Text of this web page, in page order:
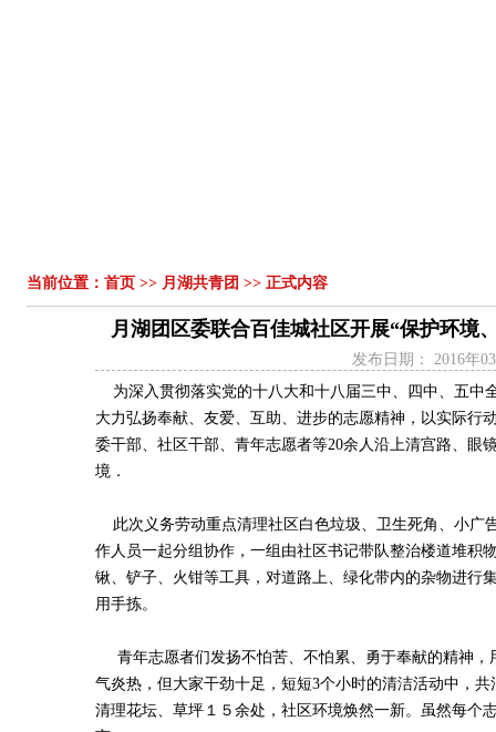
当前位置： 首页 >> 月湖共青团 >> 正式内容
月湖团区委联合百佳城社区开展“保护环境
发布日期：
2016年
为深入贯彻落实党的十八大和十八届三中、四中、五中
大力弘扬奉献、友爱、互助、进步的志愿精神，以实际行
委干部、社区干部、青年志愿者等20余人沿上清宫路、眼
境．
此次义务劳动重点清理社区白色垃圾、卫生死角、小广
作人员一起分组协作，一组由社区书记带队整治楼道堆积
锹、铲子、火钳等工具，对道路上、绿化带内的杂物进行
用手拣。
青年志愿者们发扬不怕苦、不怕累、勇于奉献的精神，
气炎热，但大家干劲十足，短短3个小时的清洁活动中，
清理花坛、草坪１５余处，社区环境焕然一新。虽然每个